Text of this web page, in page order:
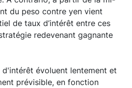
du peso contre yen vient
de taux d’intérêt entre ces
redevenant gagnante
évoluent lentement et
prévisible, en fonction